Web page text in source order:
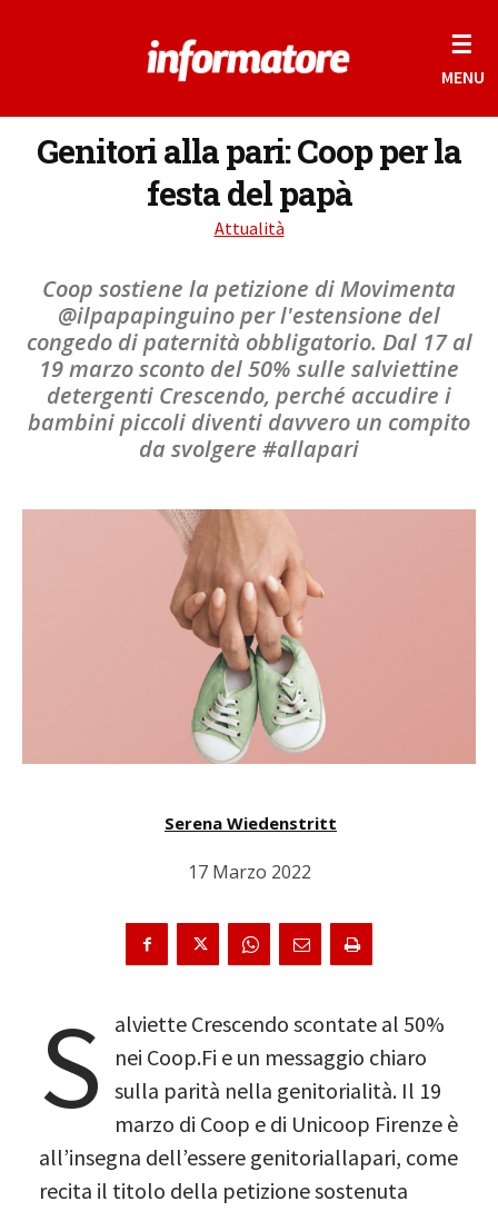
☰
MENU
Genitori alla pari: Coop per la
festa del papà
Attualità
Coop sostiene la petizione di Movimenta
@ilpapapinguino per l'estensione del
congedo di paternità obbligatorio. Dal 17 al
19 marzo sconto del 50% sulle salviettine
detergenti Crescendo, perché accudire i
bambini piccoli diventi davvero un compito
da svolgere #allapari
Serena Wiedenstritt
17 Marzo 2022
S
alviette Crescendo scontate al 50%
nei Coop.Fi e un messaggio chiaro
sulla parità nella genitorialità. Il 19
marzo di Coop e di Unicoop Firenze è
all’insegna dell’essere genitoriallapari, come
recita il titolo della petizione sostenuta